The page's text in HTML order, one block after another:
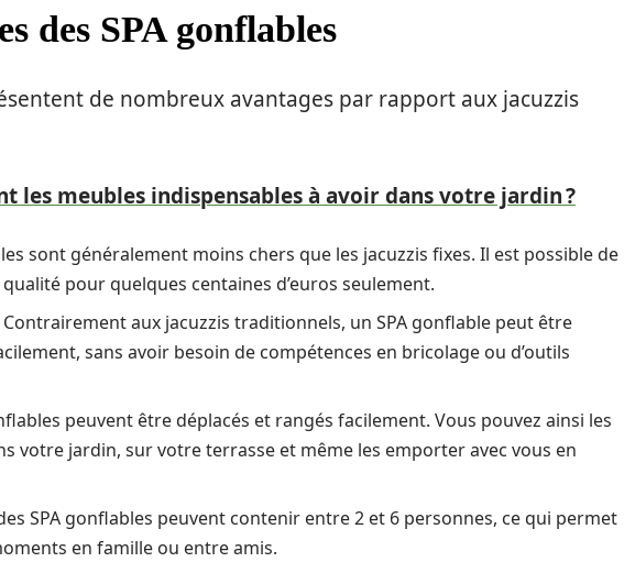
des SPA gonflables
de nombreux avantages par rapport aux jacuzzis
les meubles indispensables à avoir dans votre jardin ?
sont généralement moins chers que les jacuzzis fixes. Il est possible de
pour quelques centaines d’euros seulement.
Contrairement aux jacuzzis traditionnels, un SPA gonflable peut être
sans avoir besoin de compétences en bricolage ou d’outils
peuvent être déplacés et rangés facilement. Vous pouvez ainsi les
votre jardin, sur votre terrasse et même les emporter avec vous en
SPA gonflables peuvent contenir entre 2 et 6 personnes, ce qui permet
en famille ou entre amis.